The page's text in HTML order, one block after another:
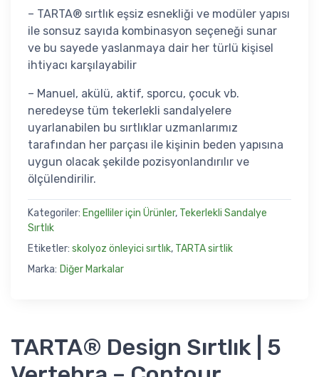
– TARTA® sırtlık eşsiz esnekliği ve modüler yapısı
ile sonsuz sayıda kombinasyon seçeneği sunar
ve bu sayede yaslanmaya dair her türlü kişisel
ihtiyacı karşılayabilir
– Manuel, akülü, aktif, sporcu, çocuk vb.
neredeyse tüm tekerlekli sandalyelere
uyarlanabilen bu sırtlıklar uzmanlarımız
tarafından her parçası ile kişinin beden yapısına
uygun olacak şekilde pozisyonlandırılır ve
ölçülendirilir.
Kategoriler: Engelliler için Ürünler, Tekerlekli Sandalye
Sırtlık
Etiketler: skolyoz önleyici sırtlık, TARTA sirtlik
Marka: Diğer Markalar
TARTA® Design Sırtlık | 5